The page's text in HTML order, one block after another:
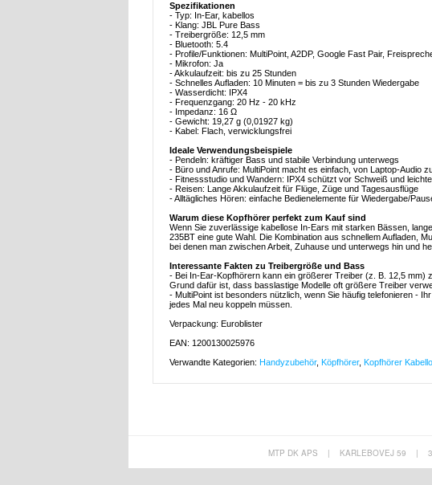
Spezifikationen
- Typ: In-Ear, kabellos
- Klang: JBL Pure Bass
- Treibergröße: 12,5 mm
- Bluetooth: 5.4
- Profile/Funktionen: MultiPoint, A2DP, Google Fast Pair,
- Mikrofon: Ja
- Akkulaufzeit: bis zu 25 Stunden
- Schnelles Aufladen: 10 Minuten = bis zu 3 Stunden Wiedergabe
- Wasserdicht: IPX4
- Frequenzgang: 20 Hz - 20 kHz
- Impedanz: 16 Ω
- Gewicht: 19,27 g (0,01927 kg)
- Kabel: Flach, verwicklungsfrei
Ideale Verwendungsbeispiele
- Pendeln: kräftiger Bass und stabile Verbindung unterwegs
- Büro und Anrufe: MultiPoint macht es einfach, von Laptop-Audio
- Fitnessstudio und Wandern: IPX4 schützt vor Schweiß und
- Reisen: Lange Akkulaufzeit für Flüge, Züge und Tagesausflüge
- Alltägliches Hören: einfache Bedienelemente für Wiedergabe/
Warum diese Kopfhörer perfekt zum Kauf sind
Wenn Sie zuverlässige kabellose In-Ears mit starken Bässen,
235BT eine gute Wahl. Die Kombination aus schnellem Aufladen,
bei denen man zwischen Arbeit, Zuhause und unterwegs hin und
Interessante Fakten zu Treibergröße und Bass
- Bei In-Ear-Kopfhörern kann ein größerer Treiber (z. B. 12,5
Grund dafür ist, dass basslastige Modelle oft größere Treiber
- MultiPoint ist besonders nützlich, wenn Sie häufig telefonieren -
jedes Mal neu koppeln müssen.
Verpackung: Euroblister
EAN: 1200130025976
Verwandte Kategorien: Handyzubehör, Köpfhörer, Kopfhörer
MTP DK APS | KARLEBOVEJ 59 |